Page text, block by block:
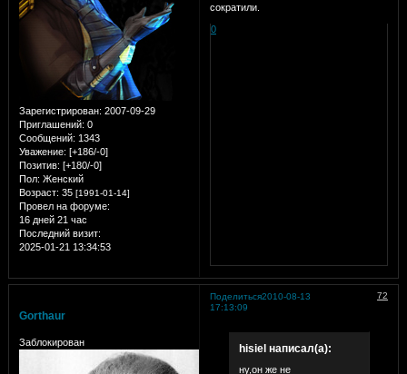
Зарегистрирован: 2007-09-29
Приглашений: 0
Сообщений: 1343
Уважение: [+186/-0]
Позитив: [+180/-0]
Пол: Женский
Возраст: 35 [1991-01-14]
Провел на форуме:
16 дней 21 час
Последний визит:
2025-01-21 13:34:53
сократили.
0
Поделиться 72
2010-08-13
17:13:09
Gorthaur
Заблокирован hisiel написал(а):
ну,он же не